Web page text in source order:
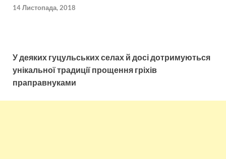
14 Листопада, 2018
У деяких гуцульських селах й досі дотримуються
унікальної традиції прощення гріхів
праправнуками